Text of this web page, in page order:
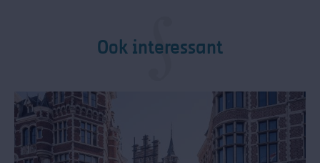
Ook interessant